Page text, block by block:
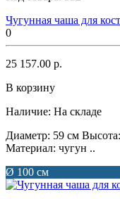
Чугунная чаша для
0
25 157.00 р.
В корзину
Наличие: На складе
Диаметр: 59 см
Материал: чугун ..
Ø 100 см